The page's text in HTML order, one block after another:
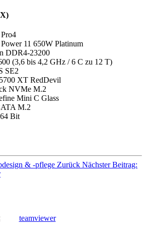
11 650W Platinum
DDR4-23200
(3,6 bis 4,2 GHz / 6 C zu 12 T)
SE2
XT RedDevil
NVMe M.2
Mini C Glass
M.2
Bit
& -pflege Zurück Nächster Beitrag: